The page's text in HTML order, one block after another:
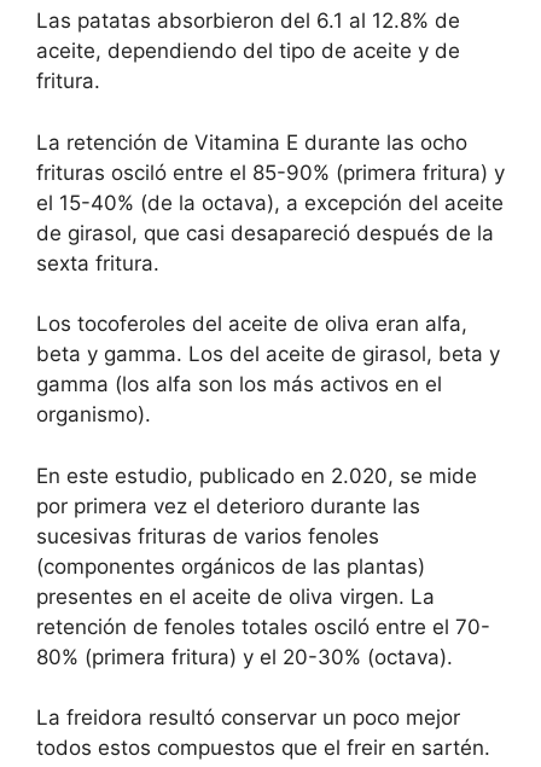
Las patatas absorbieron del 6.1 al 12.8% de
aceite, dependiendo del tipo de aceite y de
fritura.
La retención de Vitamina E durante las ocho
frituras osciló entre el 85-90% (primera fritura) y
el 15-40% (de la octava), a excepción del aceite
de girasol, que casi desapareció después de la
sexta fritura.
Los tocoferoles del aceite de oliva eran alfa,
beta y gamma. Los del aceite de girasol, beta y
gamma (los alfa son los más activos en el
organismo).
En este estudio, publicado en 2.020, se mide
por primera vez el deterioro durante las
sucesivas frituras de varios fenoles
(componentes orgánicos de las plantas)
presentes en el aceite de oliva virgen. La
retención de fenoles totales osciló entre el 70-
80% (primera fritura) y el 20-30% (octava).
La freidora resultó conservar un poco mejor
todos estos compuestos que el freir en sartén.